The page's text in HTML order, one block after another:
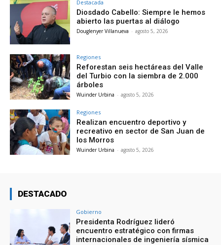
Destacada
Diosdado Cabello: Siempre le hemos
abierto las puertas al diálogo
Douglenyer Villanueva - agosto 5, 2026
Regiones
Reforestan seis hectáreas del Valle
del Turbio con la siembra de 2.000
árboles
Wuinder Urbina - agosto 5, 2026
Regiones
Realizan encuentro deportivo y
recreativo en sector de San Juan de
los Morros
Wuinder Urbina - agosto 5, 2026
DESTACADO
Gobierno
Presidenta Rodríguez lideró
encuentro estratégico con firmas
internacionales de ingeniería sísmica